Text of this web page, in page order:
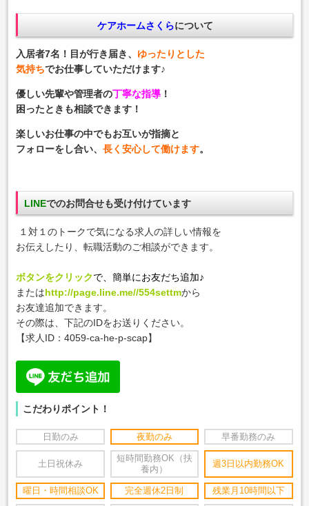
ケアホームさくらについて
入居者7名！目が行き届き、 ゆったりとした
気持ちでお仕事していただけます♪
優しい先輩や管理者の丁寧な指導 ！
困ったときも相談できます！
楽しいお仕事の中でもお互いが指摘と
フォローをし合い、長く安心して働けます。
LINEでのお問合せも受け付けています
１対１のトークで気になる求人の詳しい情報を
お伝えしたり、転職活動のご相談ができます。
ボタンをクリックで、簡単にお友だち追加♪
またはhttp://page.line.me//554settmから
お友達追加できます。
その際は、下記のIDをお送りください。
【求人ID：4059-ca-he-p-scap】
こだわりポイント！
日勤のみ 夜勤のみ 早番勤務のみ
土日祝休み
短時間勤務OK（扶
養内）
週3日以内勤務OK
曜日・時間相談OK 完全週休2日制 残業月10時間以下